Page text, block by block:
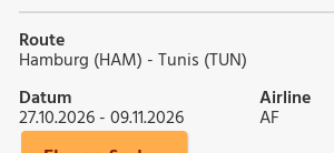
Route
Hamburg (HAM) - Tunis (TUN)
Datum
27.10.2026 - 09.11.2026
Airline
AF